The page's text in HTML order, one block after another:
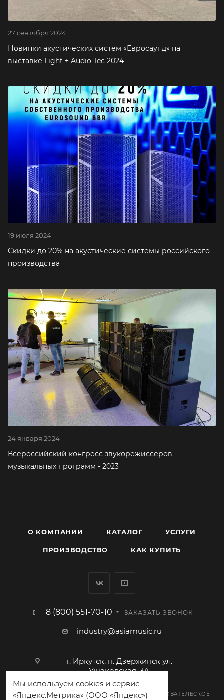
27 сентября 2024
Новинки акустических систем «Евросаунд» на
выставке Light + Audio Tec 2024
19 июля 2024
Скидки до 20% на акустические системы российского
производства
24 января 2024
Всероссийский конгресс звукорежиссеров
музыкальных программ - 2023
О КОМПАНИИ КАТАЛОГ УСЛУГИ
ПРОИЗВОДСТВО КАК КУПИТЬ
8 (800) 551-70-10 ЗАКАЗАТЬ ЗВОНОК
industry@asiamusic.ru
г. Иркутск, п. Дзержинск ул.
Ушаковская, 3А
ПОЛИТИКА КОНФИДЕНЦИАЛЬНОСТИ ПОЛЬЗОВАТЕЛЬСКОЕ
Мы используем cookies и сервис
«Яндекс.Метрика» (ООО «Яндекс»)